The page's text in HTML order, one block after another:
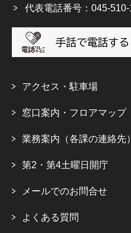
代表電話番号：045-
アクセス・駐車場
窓口案内・フロアマップ
業務案内（各課の連絡先）
第2・第4土曜日開庁
メールでのお問合せ
よくある質問